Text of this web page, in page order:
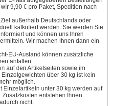
9,90 € pro Paket, Spedition nach
außerhalb Deutschlands oder
kalkuliert werden. Sie werden Sie
und können uns Ihren
Wir machen Ihnen dann ein
EU-Ausland können zusätzliche
anfallen.
auf den Artikelseiten sowie im
über 30 kg ist kein
möglich.
Einzelartikeln unter 30 kg werden auf
entstehen Ihnen
nicht.